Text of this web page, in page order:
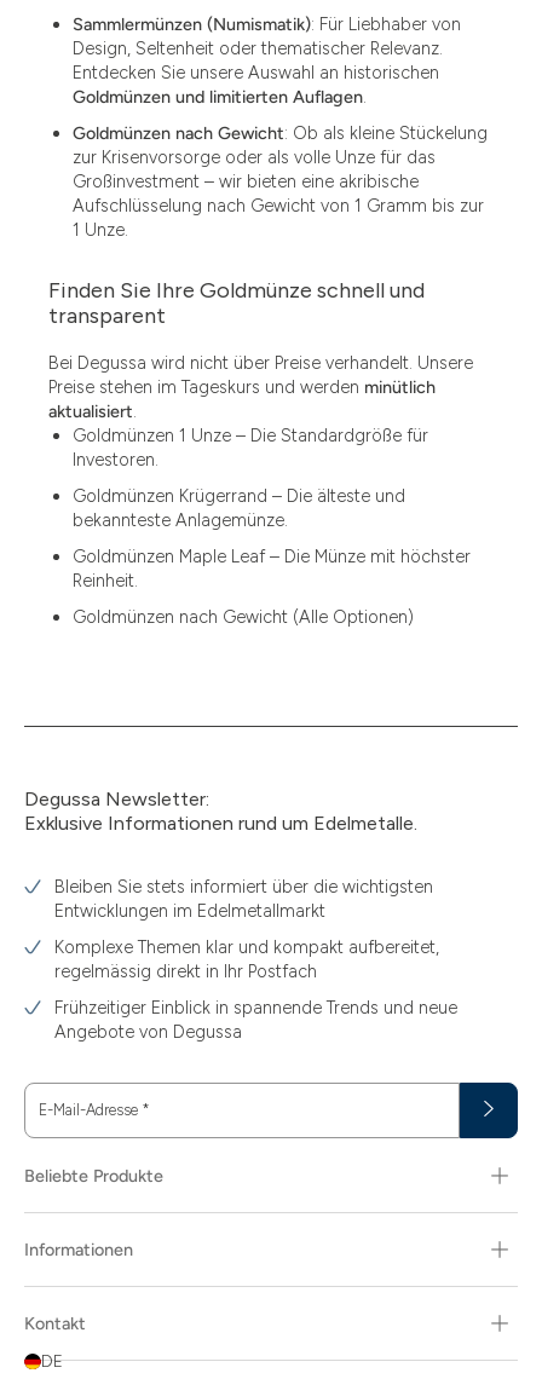
1.49
1.87
12.15
13.77
15.55
15.60
3.05
3.11
3.12
3.44
3.58
3.66
30
Sammlermünzen (Numismatik): Für Liebhaber von
Design, Seltenheit oder thematischer Relevanz.
Entdecken Sie unsere Auswahl an historischen
Goldmünzen und limitierten Auflagen.
Goldmünzen nach Gewicht: Ob als kleine Stückelung
zur Krisenvorsorge oder als volle Unze für das
Großinvestment – wir bieten eine akribische
Aufschlüsselung nach Gewicht von 1 Gramm bis zur
1 Unze.
Finden Sie Ihre Goldmünze schnell und
transparent
Bei Degussa wird nicht über Preise verhandelt. Unsere
Preise stehen im Tageskurs und werden minütlich
aktualisiert.
Goldmünzen 1 Unze – Die Standardgröße für
Investoren.
Goldmünzen Krügerrand – Die älteste und
bekannteste Anlagemünze.
Goldmünzen Maple Leaf – Die Münze mit höchster
Reinheit.
Goldmünzen nach Gewicht (Alle Optionen)
Degussa Newsletter:
Exklusive Informationen rund um Edelmetalle.
Bleiben Sie stets informiert über die wichtigsten
Entwicklungen im Edelmetallmarkt
Komplexe Themen klar und kompakt aufbereitet,
regelmässig direkt in Ihr Postfach
Frühzeitiger Einblick in spannende Trends und neue
Angebote von Degussa
E-Mail-Adresse *
Beliebte Produkte
Informationen
Kontakt
DE